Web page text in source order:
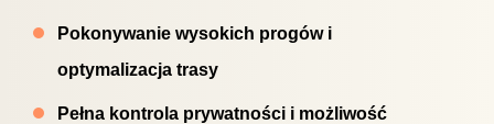
Pokonywanie wysokich progów i
optymalizacja trasy
Pełna kontrola prywatności i możliwość